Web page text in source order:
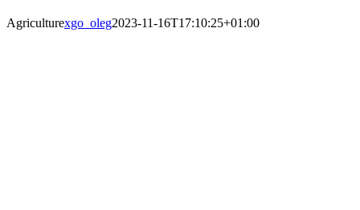
Agriculturexgo_oleg2023-11-16T17:10:25+01:00